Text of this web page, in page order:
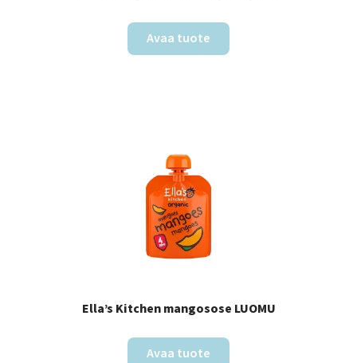
Avaa tuote
Ella’s Kitchen mangosose LUOMU
Avaa tuote